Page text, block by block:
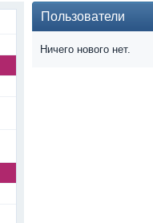
Пользователи
Ничего нового нет.